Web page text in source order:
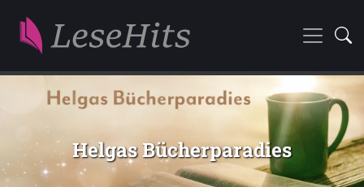
Helgas Bücherparadies